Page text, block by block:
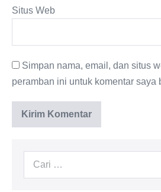
Situs Web
Simpan nama, email, dan situs
peramban ini untuk komentar saya